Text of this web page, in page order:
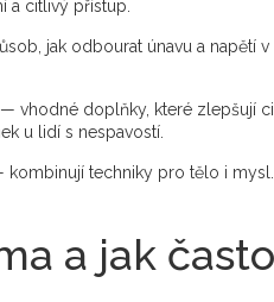
a citlivý přístup.
jak odbourat únavu a napětí v
vhodné doplňky, které zlepšují
u lidí s nespavostí.
kombinují techniky pro tělo i
a jak